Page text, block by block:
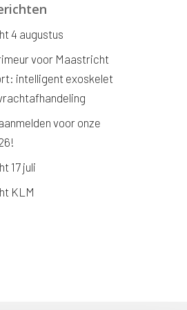
4 augustus
voor Maastricht
intelligent exoskelet
voor onze
17 juli
KLM